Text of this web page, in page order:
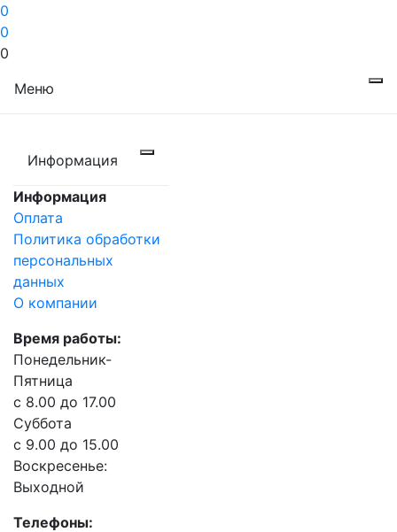
0
0
0
Меню
Информация
Информация
Оплата
Политика обработки
персональных
данных
О компании
Время работы:
Понедельник-
Пятница
с 8.00 до 17.00
Суббота
с 9.00 до 15.00
Воскресенье:
Выходной
Телефоны: